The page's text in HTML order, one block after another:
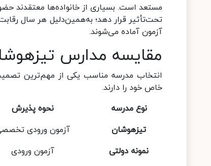
مستعد است. بسیاری از خانواده‌ها معتقدند
تحت‌تأثیر قرار دهد؛ به‌همین‌دلیل هر سال
آزمون آماده می‌شوند.
مقایسه مدارس
انتخاب مدرسه مناسب یکی از مهم‌ترین
خاص خود را دارند.
نوع مدرسه
نحوه پذیرش
تیزهوشان
آزمون ورودی
نمونه دولتی
آزمون ورودی